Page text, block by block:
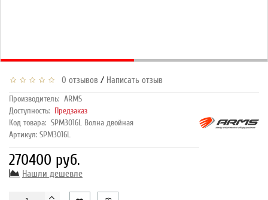
0 отзывов / Написать отзыв
Производитель: ARMS
Доступность: Предзаказ
Код товара: SPM3016L Волна двойная
Артикул: SPM3016L
270400 руб.
Нашли дешевле